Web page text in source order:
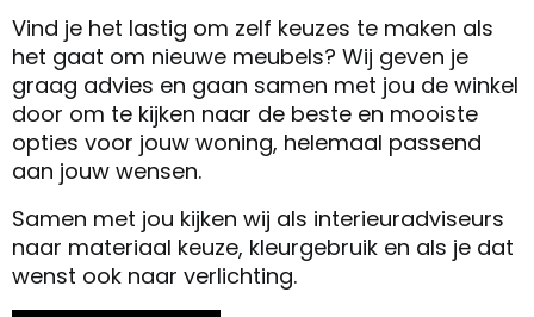
Vind je het lastig om zelf keuzes te maken als
het gaat om nieuwe meubels? Wij geven je
graag advies en gaan samen met jou de winkel
door om te kijken naar de beste en mooiste
opties voor jouw woning, helemaal passend
aan jouw wensen.
Samen met jou kijken wij als interieuradviseurs
naar materiaal keuze, kleurgebruik en als je dat
wenst ook naar verlichting.